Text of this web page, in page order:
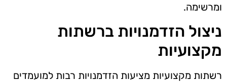
ומרשימה.
ניצול הזדמנויות ברשתות
מקצועיות
רשתות מקצועיות מציעות הזדמנויות רבות למועמדים